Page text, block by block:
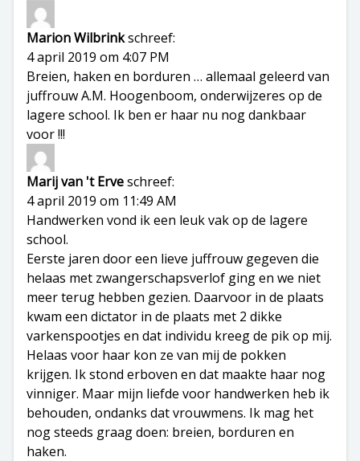
Marion Wilbrinkschreef:
4 april 2019 om 4:07 PM
Breien, haken en borduren … allemaal geleerd van
juffrouw A.M. Hoogenboom, onderwijzeres op de
lagere school. Ik ben er haar nu nog dankbaar
voor !!!
Marij van 't Erveschreef:
4 april 2019 om 11:49 AM
Handwerken vond ik een leuk vak op de lagere
school.
Eerste jaren door een lieve juffrouw gegeven die
helaas met zwangerschapsverlof ging en we niet
meer terug hebben gezien. Daarvoor in de plaats
kwam een dictator in de plaats met 2 dikke
varkenspootjes en dat individu kreeg de pik op mij.
Helaas voor haar kon ze van mij de pokken
krijgen. Ik stond erboven en dat maakte haar nog
vinniger. Maar mijn liefde voor handwerken heb ik
behouden, ondanks dat vrouwmens. Ik mag het
nog steeds graag doen: breien, borduren en
haken.